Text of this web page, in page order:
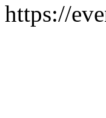
https://